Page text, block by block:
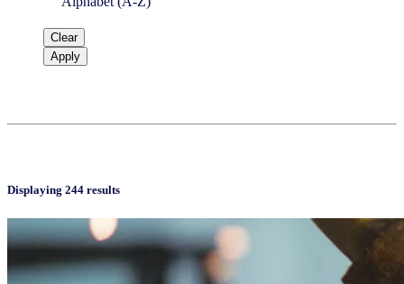
Clear
Apply
Displaying 244 results